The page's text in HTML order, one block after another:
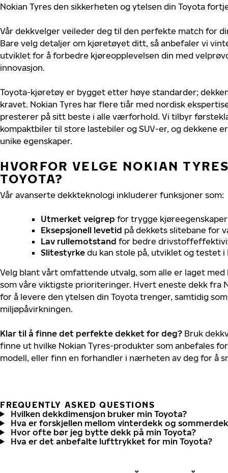
Nokian Tyres den sikkerheten og ytelsen din Toyota
Vår dekkvelger veileder deg til den perfekte match for
Bare velg detaljer om kjøretøyet ditt, så anbefaler vi
utviklet for å forbedre kjøreopplevelsen din med
innovasjon.
Toyota-kjøretøy er bygget etter høye standarder;
kravet. Nokian Tyres har flere tiår med nordisk
presterer på sitt beste i alle værforhold. Vi tilbyr
kompaktbiler til store lastebiler og SUV-er, og dekkene
unike egenskaper.
HVORFOR VELGE NOKIAN
TOYOTA?
Vår avanserte dekkteknologi inkluderer funksjoner som:
Utmerket veigrep for trygge
Eksepsjonell levetid på dekkets slitebane for
Lav rullemotstand for bedre
Slitestyrke du kan stole på, utviklet og testet i
Velg blant vårt omfattende utvalg, som alle er laget
som våre viktigste prioriteringer. Hvert eneste dekk fra
for å levere den ytelsen din Toyota trenger, samtidig
miljøpåvirkningen.
Klar til å finne det perfekte dekket for deg? Bruk
finne ut hvilke Nokian Tyres-produkter som anbefales
modell, eller finn en forhandler i nærheten av deg for å
FREQUENTLY ASKED QUESTIONS
Hvilken dekkdimensjon bruker min Toyota?
Hva er forskjellen mellom vinterdekk og
Hvor ofte bør jeg bytte dekk på min Toyota?
Hva er det anbefalte lufttrykket for min Toyota?